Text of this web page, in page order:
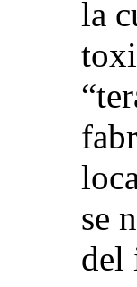
la
se
del